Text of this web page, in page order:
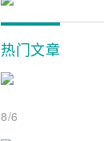
热门文章
8/6